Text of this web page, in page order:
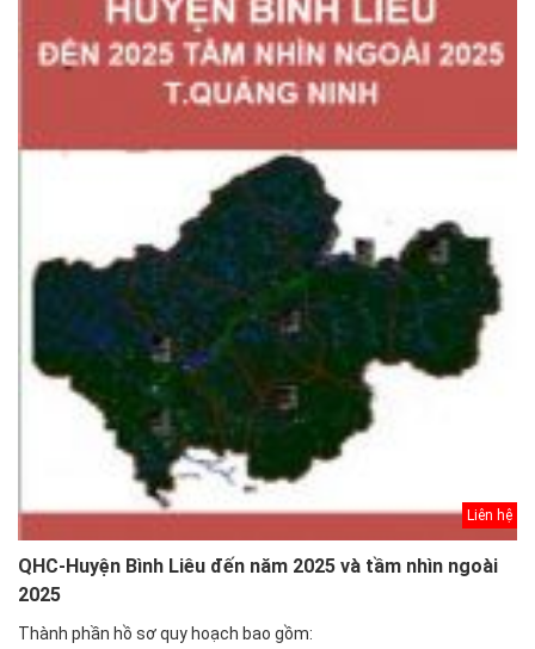
Liên hệ
QHC-Huyện Bình Liêu đến năm 2025 và tầm nhìn ngoài
2025
Thành phần hồ sơ quy hoạch bao gồm: